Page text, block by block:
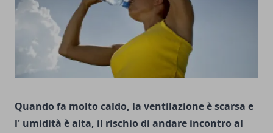
Quando fa molto caldo, la ventilazione è scarsa e
l' umidità è alta, il rischio di andare incontro al